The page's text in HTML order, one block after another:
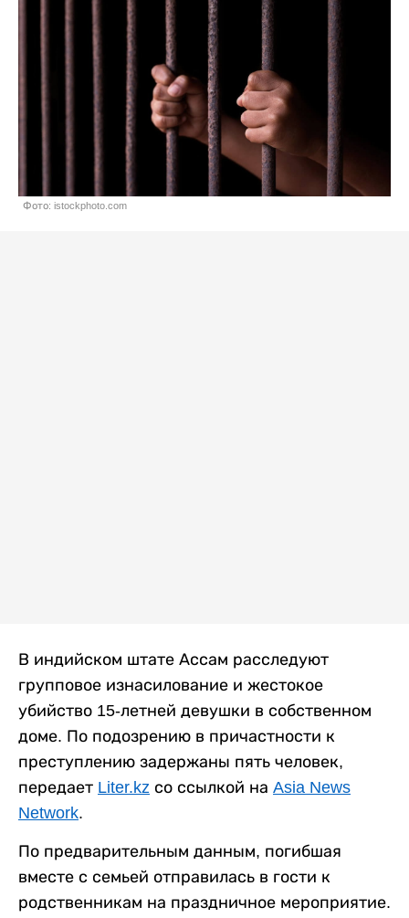
Фото: istockphoto.com
В индийском штате Ассам расследуют
групповое изнасилование и жестокое
убийство 15-летней девушки в собственном
доме. По подозрению в причастности к
преступлению задержаны пять человек,
передает Liter.kz со ссылкой на Asia News
Network.
По предварительным данным, погибшая
вместе с семьей отправилась в гости к
родственникам на праздничное мероприятие.